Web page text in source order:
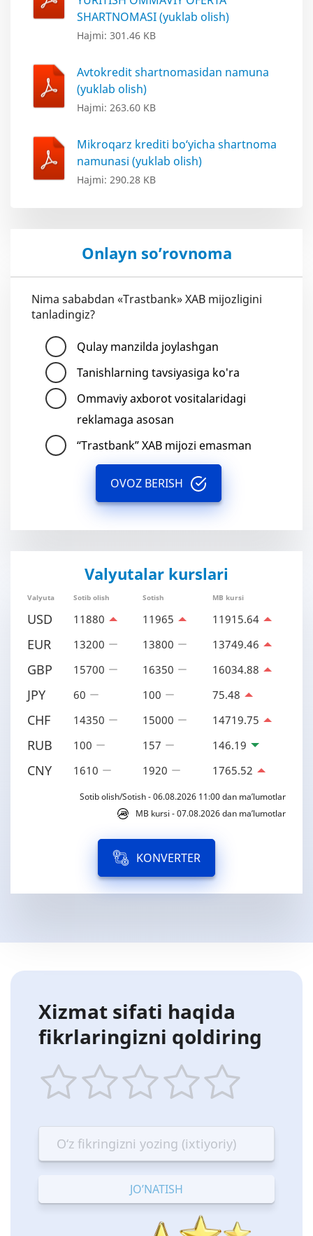
SHARTNOMASI (yuklab olish)
Hajmi: 301.46 KB
Avtokredit shartnomasidan namuna
(yuklab olish)
Hajmi: 263.60 KB
Mikroqarz krediti bo‘yicha shartnoma
namunasi (yuklab olish)
Hajmi: 290.28 KB
Onlayn so’rovnoma
Nima sababdan «Trastbank» XAB mijozligini
tanladingiz?
Qulay manzilda joylashgan
Tanishlarning tavsiyasiga ko'ra
Ommaviy axborot vositalaridagi
reklamaga asosan
“Trastbank” XAB mijozi emasman
OVOZ BERISH
Valyutalar kurslari
Valyuta Sotib olish Sotish MB kursi
USD 11880 11965 11915.64
EUR 13200 13800 13749.46
GBP 15700 16350 16034.88
JPY 60 100 75.48
CHF 14350 15000 14719.75
RUB 100 157 146.19
CNY 1610 1920 1765.52
Sotib olish/Sotish - 06.08.2026 11:00 dan ma’lumotlar
MB kursi - 07.08.2026 dan ma’lumotlar
KONVERTER
Xizmat sifati haqida
fikrlaringizni qoldiring
star
Terrible
stars
—
Bad
stars
—
OK
stars
—
Good
stars
—
Excellent